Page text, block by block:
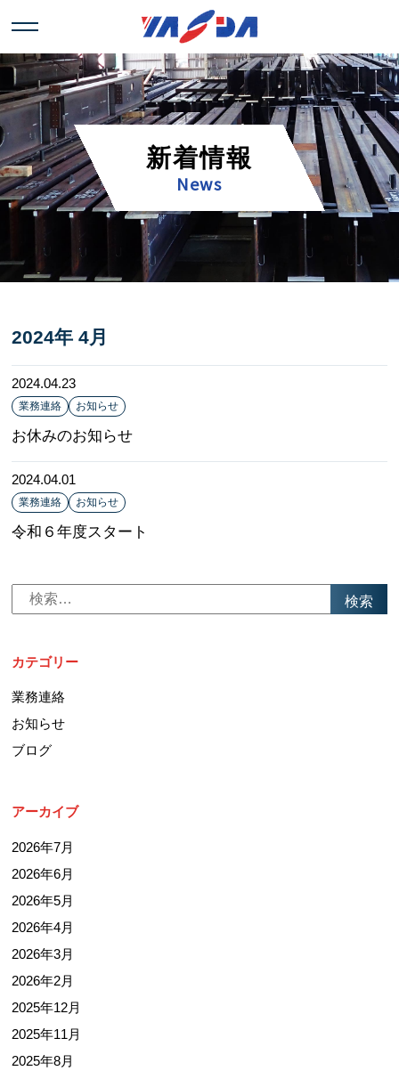
新着情報
News
2024年 4月
お休みのお知らせ
業務連絡 お知らせ
2024.04.23
令和６年度スタート
業務連絡 お知らせ
2024.04.01
索:
カテゴリー
業務連絡
お知らせ
ブログ
アーカイブ
2026年7月
2026年6月
2026年5月
2026年4月
2026年3月
2026年2月
2025年12月
2025年11月
2025年8月